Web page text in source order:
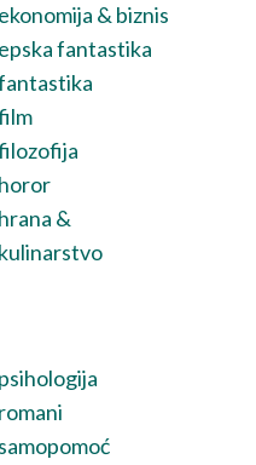
ekonomija & biznis
epska fantastika
horor
hrana &
kulinarstvo
psihologija
romani
samopomoć